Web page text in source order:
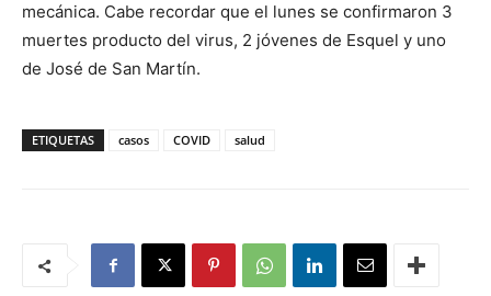
mecánica. Cabe recordar que el lunes se confirmaron 3
muertes producto del virus, 2 jóvenes de Esquel y uno
de José de San Martín.
ETIQUETAS casos COVID salud